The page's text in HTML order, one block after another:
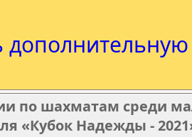
по шахматам среди
«Кубок Надежды -